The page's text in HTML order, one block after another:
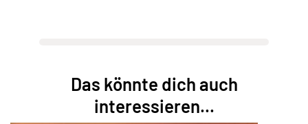
Das könnte dich auch
interessieren...